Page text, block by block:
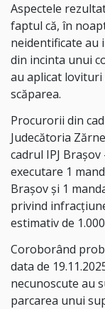
Aspectele
faptul că, în
neidentificate au
din incinta unui
au aplicat
scăparea.
Procurorii din
Judecătoria
cadrul IPJ
executare 1
Brașov și 1
privind
estimativ de
Coroborând
data de
necunoscute au
parcarea unui